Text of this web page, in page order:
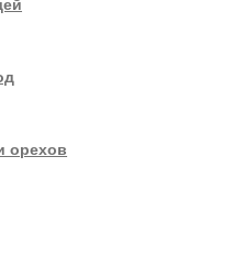
орехов